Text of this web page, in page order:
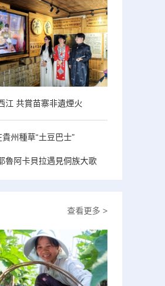
江 共賞苗寨非遺煙火
州種草“土豆巴士”
魯阿卡貝拉遇見侗族大歌
查看更多 >